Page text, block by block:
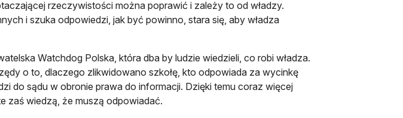
rzeczywistości można poprawić i zależy to od władzy.
i szuka odpowiedzi, jak być powinno, stara się, aby władza
Watchdog Polska, która dba by ludzie wiedzieli, co robi władza.
o to, dlaczego zlikwidowano szkołę, kto odpowiada za wycinkę
do sądu w obronie prawa do informacji. Dzięki temu coraz więcej
zaś wiedzą, że muszą odpowiadać.